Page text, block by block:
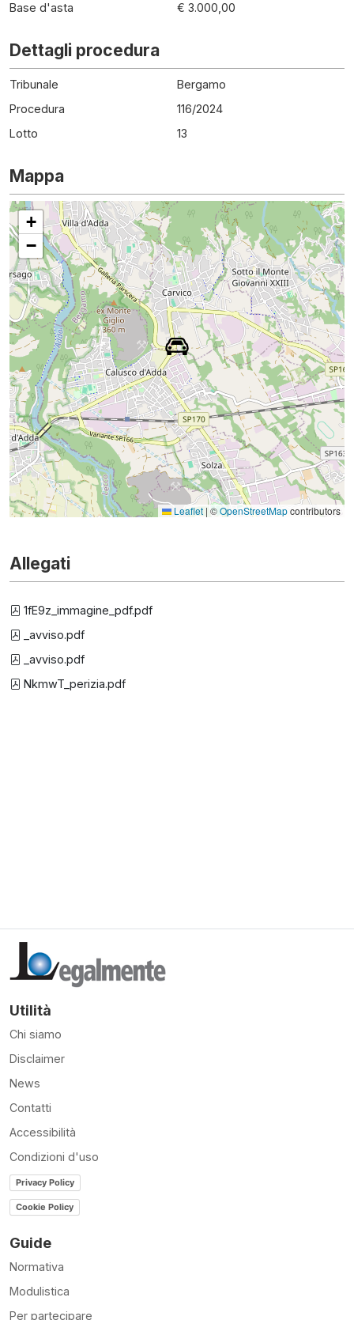
Base d'asta
€ 3.000,00
Dettagli procedura
Tribunale
Bergamo
Procedura
116/2024
Lotto
13
Mappa
+
−
Leaflet | ©OpenStreetMapcontributors
Allegati
1fE9z_immagine_pdf.pdf
_avviso.pdf
_avviso.pdf
NkmwT_perizia.pdf
Utilità
Chi siamo
Disclaimer
News
Contatti
Accessibilità
Condizioni d'uso
Privacy Policy
Cookie Policy
Guide
Normativa
Modulistica
Per partecipare